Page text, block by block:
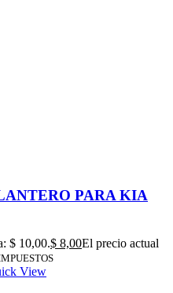
PARA KIA
$ 10,00.$ 8,00El precio actual
View